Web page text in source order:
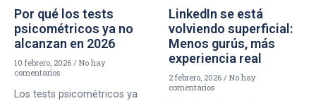
Por qué los tests
psicométricos ya no
alcanzan en 2026
10 febrero, 2026
No hay
comentarios
Los tests psicométricos ya
LinkedIn se está
volviendo superficial:
Menos gurús, más
experiencia real
2 febrero, 2026
No hay
comentarios